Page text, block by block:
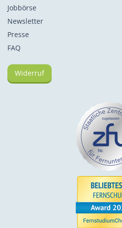
Jobbörse
Newsletter
Presse
FAQ
Widerruf